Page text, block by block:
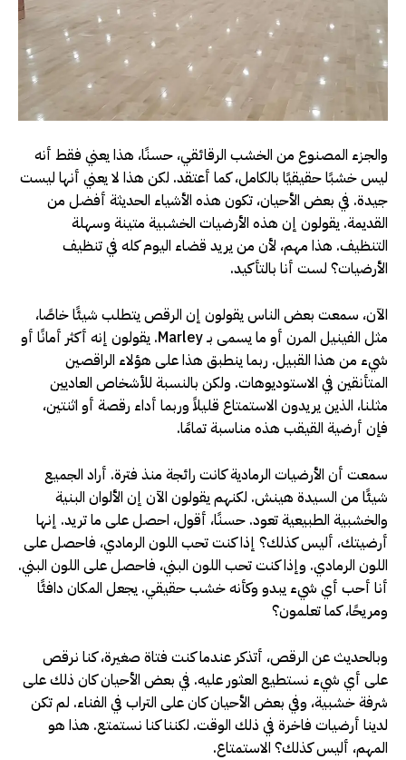
والجزء المصنوع من الخشب الرقائقي، حسنًا، هذا يعني فقط أنه
ليس خشبًا حقيقيًا بالكامل، كما أعتقد. لكن هذا لا يعني أنها ليست
جيدة. في بعض الأحيان، تكون هذه الأشياء الحديثة أفضل من
القديمة. يقولون إن هذه الأرضيات الخشبية متينة وسهلة
التنظيف. هذا مهم، لأن من يريد قضاء اليوم كله في تنظيف
الأرضيات؟ لست أنا بالتأكيد.
الآن، سمعت بعض الناس يقولون إن الرقص يتطلب شيئًا خاصًا،
مثل الفينيل المرن أو ما يسمى بـ Marley. يقولون إنه أكثر أمانًا أو
شيء من هذا القبيل. ربما ينطبق هذا على هؤلاء الراقصين
المتأنقين في الاستوديوهات. ولكن بالنسبة للأشخاص العاديين
مثلنا، الذين يريدون الاستمتاع قليلاً وربما أداء رقصة أو اثنتين،
فإن أرضية القيقب هذه مناسبة تمامًا.
سمعت أن الأرضيات الرمادية كانت رائجة منذ فترة. أراد الجميع
شيئًا من السيدة هينش. لكنهم يقولون الآن إن الألوان البنية
والخشبية الطبيعية تعود. حسنًا، أقول، احصل على ما تريد. إنها
أرضيتك، أليس كذلك؟ إذا كنت تحب اللون الرمادي، فاحصل على
اللون الرمادي. وإذا كنت تحب اللون البني، فاحصل على اللون البني.
أنا أحب أي شيء يبدو وكأنه خشب حقيقي. يجعل المكان دافئًا
ومريحًا، كما تعلمون؟
وبالحديث عن الرقص، أتذكر عندما كنت فتاة صغيرة، كنا نرقص
على أي شيء نستطيع العثور عليه. في بعض الأحيان كان ذلك على
شرفة خشبية، وفي بعض الأحيان كان على التراب في الفناء. لم تكن
لدينا أرضيات فاخرة في ذلك الوقت. لكننا كنا نستمتع. هذا هو
المهم، أليس كذلك؟ الاستمتاع.